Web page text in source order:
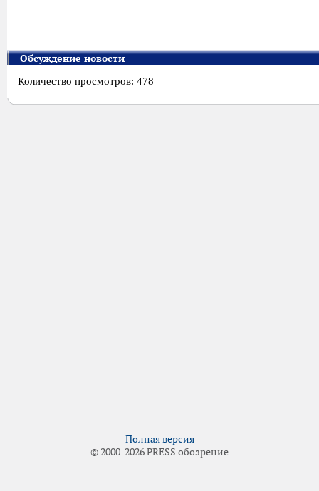
Обсуждение новости
Количество просмотров: 478
Полная версия
© 2000-2026 PRESS обозрение